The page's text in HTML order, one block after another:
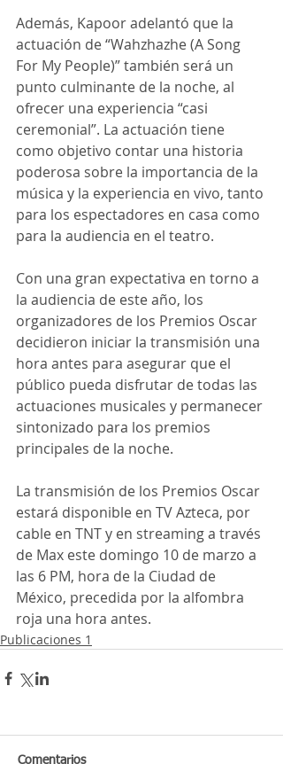
Además, Kapoor adelantó que la
actuación de “Wahzhazhe (A Song
For My People)” también será un
punto culminante de la noche, al
ofrecer una experiencia “casi
ceremonial”. La actuación tiene
como objetivo contar una historia
poderosa sobre la importancia de la
música y la experiencia en vivo, tanto
para los espectadores en casa como
para la audiencia en el teatro.
Con una gran expectativa en torno a
la audiencia de este año, los
organizadores de los Premios Oscar
decidieron iniciar la transmisión una
hora antes para asegurar que el
público pueda disfrutar de todas las
actuaciones musicales y permanecer
sintonizado para los premios
principales de la noche.
La transmisión de los Premios Oscar
estará disponible en TV Azteca, por
cable en TNT y en streaming a través
de Max este domingo 10 de marzo a
las 6 PM, hora de la Ciudad de
México, precedida por la alfombra
roja una hora antes.
Publicaciones 1
Comentarios